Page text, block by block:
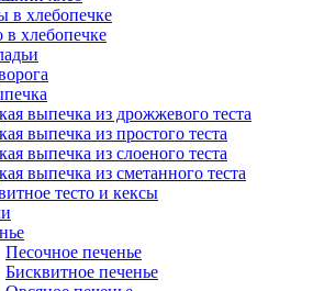
в хлебопечке
в хлебопечке
выпечка из дрожжевого теста
выпечка из простого теста
выпечка из слоеного теста
выпечка из сметанного теста
тесто и кексы
Песочное печенье
Бисквитное печенье